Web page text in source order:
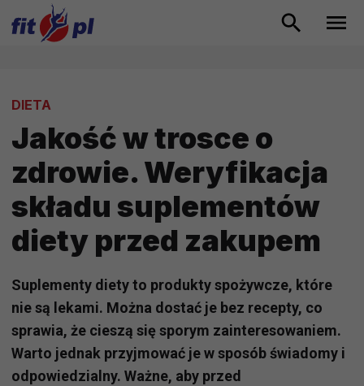
DIETA
Jakość w trosce o
zdrowie. Weryfikacja
składu suplementów
diety przed zakupem
Suplementy diety to produkty spożywcze, które
nie są lekami. Można dostać je bez recepty, co
sprawia, że cieszą się sporym zainteresowaniem.
Warto jednak przyjmować je w sposób świadomy i
odpowiedzialny. Ważne, aby przed